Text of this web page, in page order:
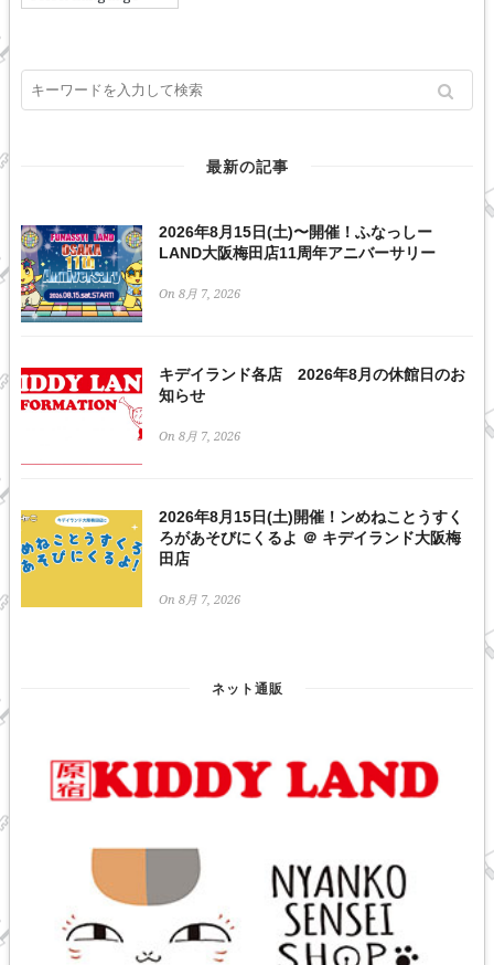
最新の記事
2026年8月15日(土)〜開催！ふなっしー
LAND大阪梅田店11周年アニバーサリー
On 8月 7, 2026
キデイランド各店 2026年8月の休館日のお
知らせ
On 8月 7, 2026
2026年8月15日(土)開催！ンめねことうすく
ろがあそびにくるよ ＠ キデイランド大阪梅
田店
On 8月 7, 2026
ネット通販